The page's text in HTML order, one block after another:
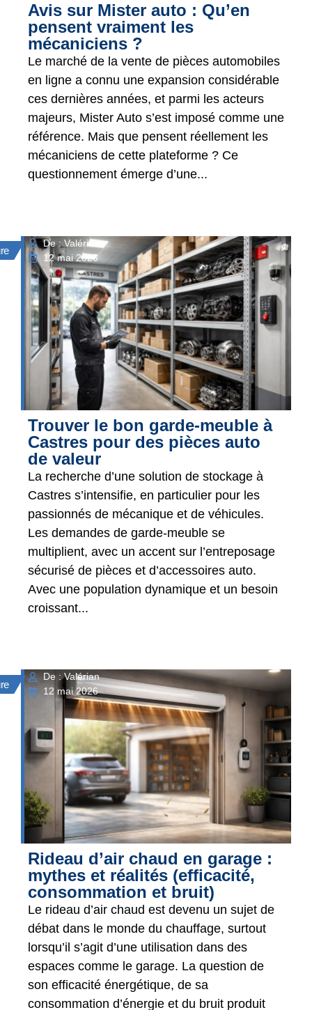
Avis sur Mister auto : Qu’en
pensent vraiment les
mécaniciens ?
Le marché de la vente de pièces automobiles
en ligne a connu une expansion considérable
ces dernières années, et parmi les acteurs
majeurs, Mister Auto s’est imposé comme une
référence. Mais que pensent réellement les
mécaniciens de cette plateforme ? Ce
questionnement émerge d’une...
De : Valérian
12 mai 2026
Trouver le bon garde-meuble à
Castres pour des pièces auto
de valeur
La recherche d’une solution de stockage à
Castres s’intensifie, en particulier pour les
passionnés de mécanique et de véhicules.
Les demandes de garde-meuble se
multiplient, avec un accent sur l’entreposage
sécurisé de pièces et d’accessoires auto.
Avec une population dynamique et un besoin
croissant...
De : Valérian
12 mai 2026
Rideau d’air chaud en garage :
mythes et réalités (efficacité,
consommation et bruit)
Le rideau d’air chaud est devenu un sujet de
débat dans le monde du chauffage, surtout
lorsqu’il s’agit d’une utilisation dans des
espaces comme le garage. La question de
son efficacité énergétique, de sa
consommation d’énergie et du bruit produit